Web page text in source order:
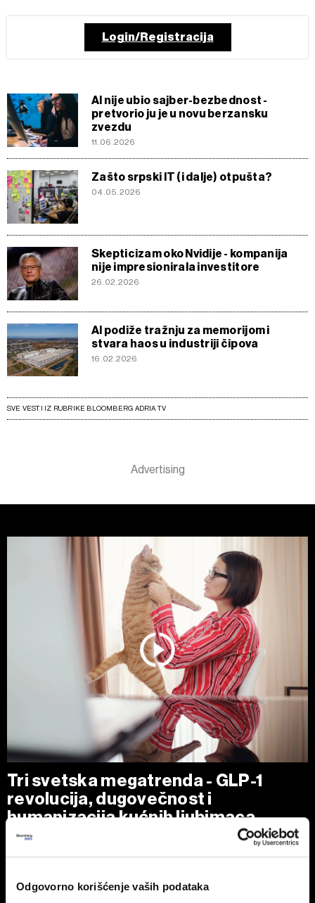
Odgovorno korišćenje vaših podataka
Login/Registracija
AI nije ubio sajber-bezbednost -
pretvorio ju je u novu berzansku
zvezdu
11.06.2026
Zašto srpski IT (i dalje) otpušta?
04.05.2026
Skepticizam oko Nvidije - kompanija
nije impresionirala investitore
26.02.2026
AI podiže tražnju za memorijom i
stvara haos u industriji čipova
16.02.2026
SVE VESTI IZ RUBRIKE BLOOMBERG ADRIA TV
Tri svetska megatrenda - GLP-1
revolucija, dugovečnost i
humanizacija kućnih ljubimaca
Nakon što su GLP-1 lekovi poput "ozempica" i "wegovyja"
stvorili jednu od najvećih farmaceutskih kategorija u istoriji,
nova prilika pojavljuje se u industriji kućnih ljubimaca.